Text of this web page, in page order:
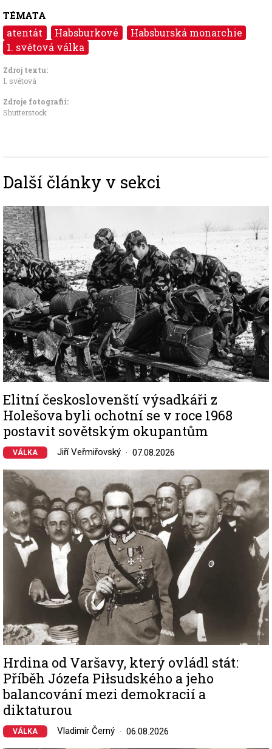
TÉMATA
atentát Habsburkové
Habsburská monarchie
1. světová válka
Zdroj textu:
I. světová
Zdroje fotografii:
Shutterstock
Další články v sekci
Image
Elitní českoslovenští výsadkáři z
Holešova byli ochotní se v roce 1968
postavit sovětským okupantům
VÁLKA Jiří Veřmiřovský 07.08.2026
Image
Hrdina od Varšavy, který ovládl stát:
Příběh Józefa Piłsudského a jeho
balancování mezi demokracií a
diktaturou
VÁLKA Vladimír Černý 06.08.2026